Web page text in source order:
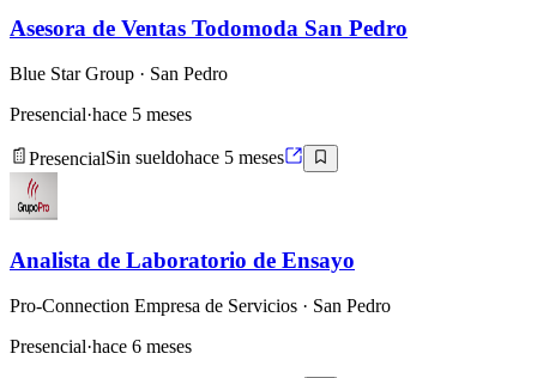
Asesora de Ventas Todomoda San Pedro
Blue Star Group · San Pedro
Presencial·hace 5 meses
PresencialSin sueldohace 5 meses
Analista de Laboratorio de Ensayo
Pro-Connection Empresa de Servicios · San Pedro
Presencial·hace 6 meses